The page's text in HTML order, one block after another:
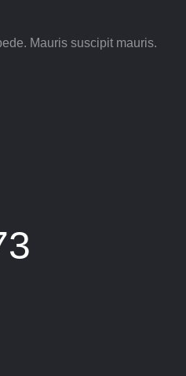
Mauris suscipit mauris.